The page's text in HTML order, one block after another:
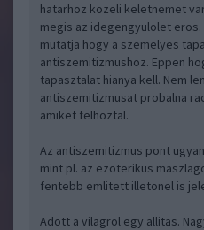
hatarhoz kozeli keletnemet
megis az idegengyulolet
mutatja hogy a szemelyes
antiszemitizmushoz. Eppen
tapasztalat hianya kell. Nem
antiszemitizmusat probalna
amiket felhoztal.
Az antiszemitizmus pont
mint pl. az ezoterikus
fentebb emlitett illetonel is
Adott a vilagrol egy allitas.